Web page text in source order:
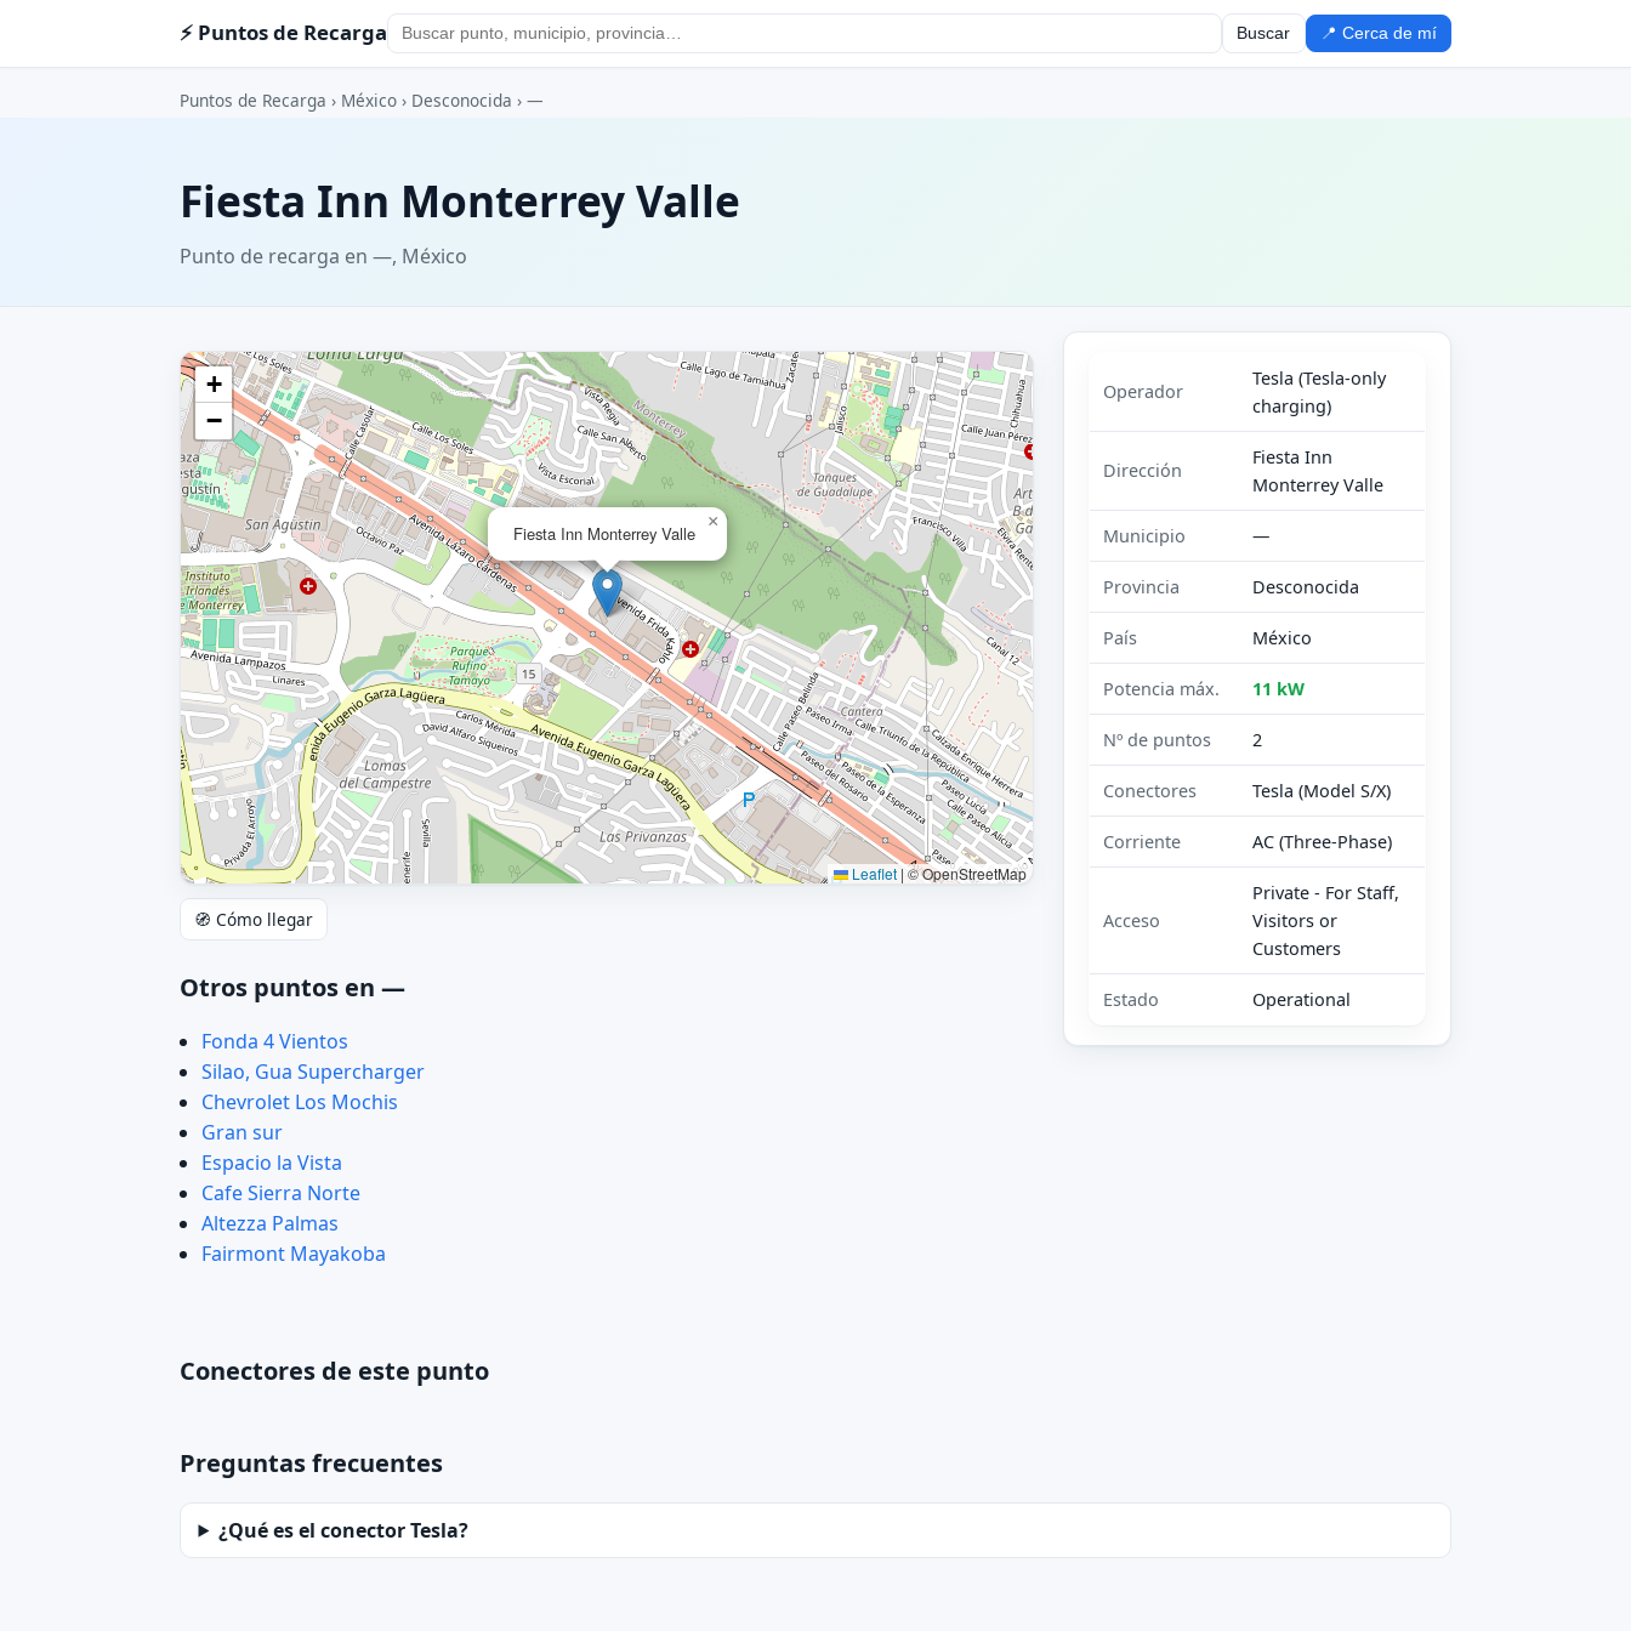
⚡ Puntos de Recarga Buscar 📍 Cerca de mí
Puntos de Recarga › México › Desconocida › —
Fiesta Inn Monterrey Valle
Punto de recarga en —, México
Fiesta Inn Monterrey Valle
×
+
−
Leaflet | © OpenStreetMap
🧭 Cómo llegar
Otros puntos en —
Fonda 4 Vientos
Silao, Gua Supercharger
Chevrolet Los Mochis
Gran sur
Espacio la Vista
Cafe Sierra Norte
Altezza Palmas
Fairmont Mayakoba
Operador
Tesla (Tesla-only
charging)
Dirección
Fiesta Inn
Monterrey Valle
Municipio —
Provincia Desconocida
País México
Potencia máx. 11 kW
Nº de puntos 2
Conectores Tesla (Model S/X)
Corriente AC (Three-Phase)
Acceso
Private - For Staff,
Visitors or
Customers
Estado Operational
Conectores de este punto
Preguntas frecuentes
¿Qué es el conector Tesla?